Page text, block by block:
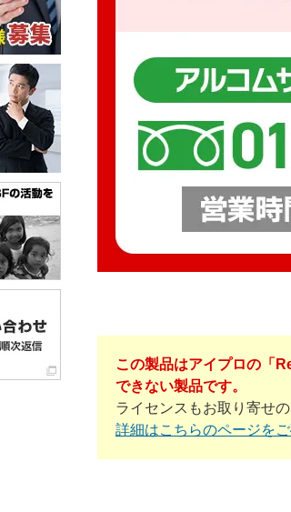
この製品はアイプロの「
できない製品です。
ライセンスもお取り寄せ
詳細はこちらのページをご